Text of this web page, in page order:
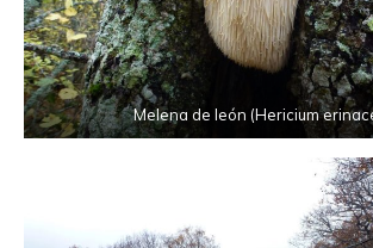
Melena de león (Hericium